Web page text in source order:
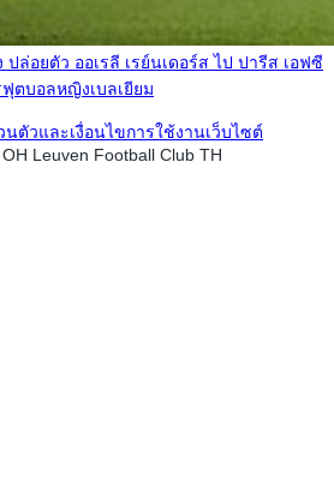
ปล่อยตัว ออเรลี เรย์นเดอร์ส ไป ปารีส เอฟซี
ตบอลหญิงเบลเยียม
ตัวและเงื่อนไขการใช้งานเว็บไซต์
Leuven Football Club TH